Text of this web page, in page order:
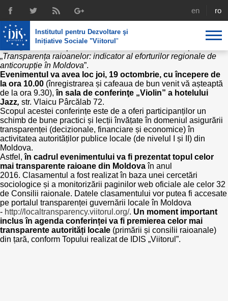
english
Institutul pentru Dezvoltare şi
Inițiative Sociale "Viitorul "
About us
Profile
Recruting
Chairman's legacy
Signed agreements
Team
Letters of thanks
Media about IDIS
IDIS expertise
Reintegration policies
Economic policies
Public procurement course support
Social policies
Investigations in public procurement
Regional policy
Best parctices
Media
Library
Broadcast
Conferința „Transparența raioanelor:
indicator al eforturilor regionale de
anticorupție în Moldova”
IDIS „Viitorul” are plăcerea de a vă invita la conferința
„Transparența raioanelor: indicator al eforturilor regionale de
anticorupție în Moldova”.
Evenimentul va avea loc joi, 19 octombrie, cu începere de
la ora 10.00 (înregistrarea și cafeaua de bun venit vă așteaptă
de la ora 9.30),în sala de conferinţe „Violin” a hotelului
Jazz, str. Vlaicu Pârcălab 72.
Scopul acestei conferințe este de a oferi participanților un
schimb de bune practici și lecții învățate în domeniul asigurării
transparenței (decizionale, financiare și economice) în
activitatea autorităților publice locale (de nivelul I și II) din
Moldova.
Astfel,în cadrul evenimentului va fi prezentat topul celor
mai transparente raioane din Moldovaîn anul
2016. Clasamentul a fost realizat în baza unei cercetări
sociologice și a monitorizării paginilor web oficiale ale celor 32
de Consilii raionale. Datele clasamentului vor putea fi accesate
pe portalul transparenței guvernării locale în Moldova
- http://localtransparency.viitorul.org/. Un moment important
inclus în agenda conferinței va fi premierea celor mai
transparente autorități locale (primării și consilii raioanale)
din țară, conform Topului realizat de IDIS „Viitorul”.